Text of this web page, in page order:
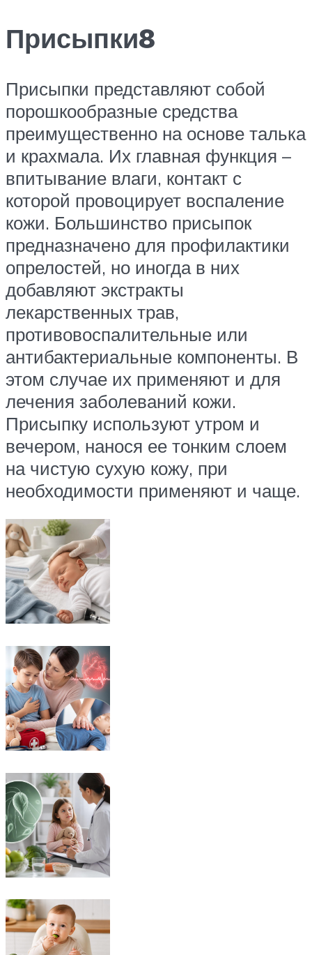
Присыпки8
Присыпки представляют собой
порошкообразные средства
преимущественно на основе талька
и крахмала. Их главная функция –
впитывание влаги, контакт с
которой провоцирует воспаление
кожи. Большинство присыпок
предназначено для профилактики
опрелостей, но иногда в них
добавляют экстракты
лекарственных трав,
противовоспалительные или
антибактериальные компоненты. В
этом случае их применяют и для
лечения заболеваний кожи.
Присыпку используют утром и
вечером, нанося ее тонким слоем
на чистую сухую кожу, при
необходимости применяют и чаще.